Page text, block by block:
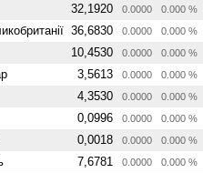
32,1920 0.0000 0.000 %
36,6830 0.0000 0.000 %
10,4530 0.0000 0.000 %
3,5613 0.0000 0.000 %
4,3530 0.0000 0.000 %
0,0996 0.0000 0.000 %
0,0018 0.0000 0.000 %
7,6781 0.0000 0.000 %